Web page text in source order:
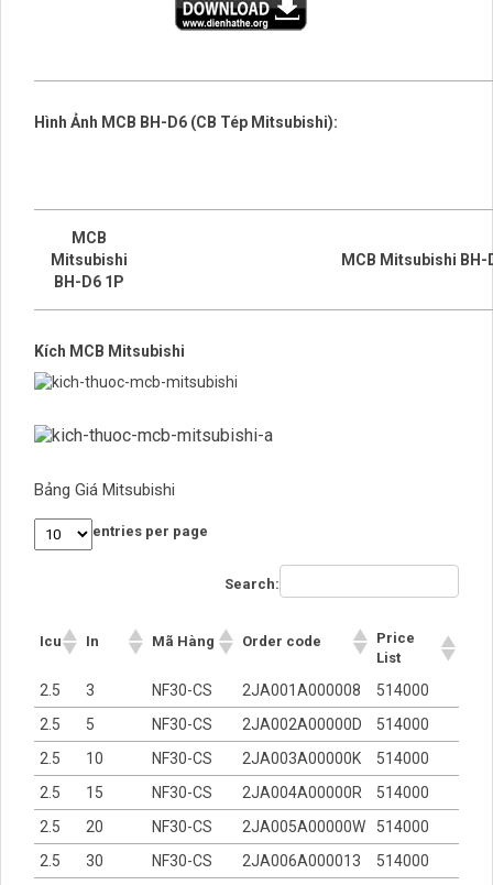
Hình Ảnh MCB BH-D6 (CB Tép Mitsubishi):
MCB
Mitsubishi
BH-D6 1P
MCB Mitsubishi BH-
Kích MCB Mitsubishi
Bảng Giá Mitsubishi
entries per page
Search:
Icu In Mã Hàng Order code
Price
List
2.5 3 NF30-CS 2JA001A000008
514000
2.5
5 NF30-CS 2JA002A00000D
514000
2.5
10 NF30-CS 2JA003A00000K
514000
2.5
15 NF30-CS 2JA004A00000R
514000
2.5
20 NF30-CS 2JA005A00000W
514000
2.5
30 NF30-CS 2JA006A000013
514000